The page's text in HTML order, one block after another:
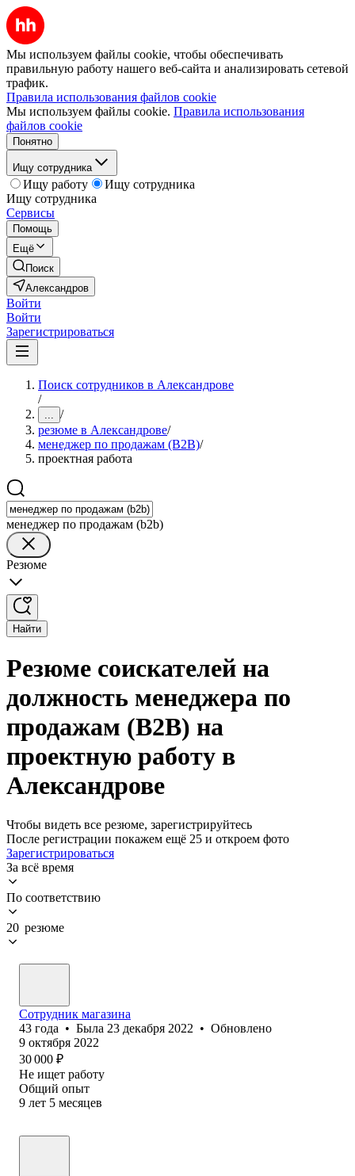
Мы используем файлы cookie, чтобы обеспечивать
правильную работу нашего веб-сайта и анализировать сетевой
трафик.
Правила использования файлов cookie
Мы используем файлы cookie. Правила использования
файлов cookie
Понятно
Ищу сотрудника
Ищу работу
Ищу сотрудника
Ищу сотрудника
Сервисы
Помощь
Ещё
Поиск
Александров
Войти
Войти
Зарегистрироваться
Поиск сотрудников в Александрове
/
... /
резюме в Александрове/
менеджер по продажам (B2B)/
проектная работа
менеджер по продажам (b2b)
Резюме
Найти
Резюме соискателей на
должность менеджера по
продажам (B2B) на
проектную работу в
Александрове
Чтобы видеть все резюме, зарегистрируйтесь
После регистрации покажем ещё 25 и откроем фото
Зарегистрироваться
За всё время
По соответствию
20 резюме
Сотрудник магазина
43 года • Была 23 декабря 2022 • Обновлено
9 октября 2022
30 000 ₽
Не ищет работу
Общий опыт
9 лет 5 месяцев